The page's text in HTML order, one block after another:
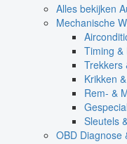
Alles bekijken
Mechanische
Timing &
Trekkers
Krikken
Rem- &
Sleutels
OBD Diagnose